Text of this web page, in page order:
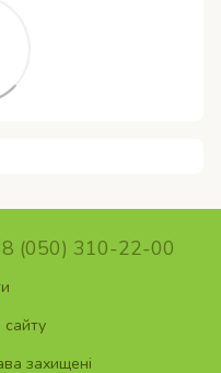
(050) 310-22-00
сайту
захищені